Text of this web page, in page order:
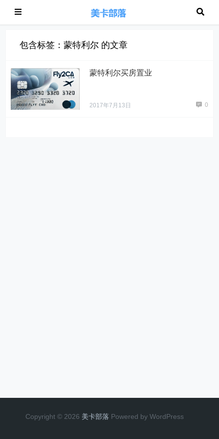
包含标签：蒙特利尔 的文章
蒙特利尔买房置业
2017年7月13日 0
Copyright © 2026 美卡部落 Powered by WordPress